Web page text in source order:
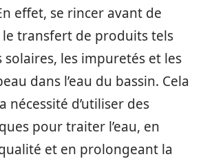
effet, se rincer avant de
transfert de produits tels
solaires, les impuretés et les
dans l’eau du bassin. Cela
nécessité d’utiliser des
pour traiter l’eau, en
et en prolongeant la